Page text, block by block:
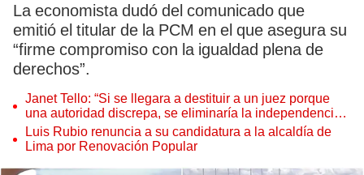
La economista dudó del comunicado que
emitió el titular de la PCM en el que asegura su
“firme compromiso con la igualdad plena de
derechos”.
Janet Tello: “Si se llegara a destituir a un juez porque
una autoridad discrepa, se eliminaría la independencia
judicial”
Luis Rubio renuncia a su candidatura a la alcaldía de
Lima por Renovación Popular